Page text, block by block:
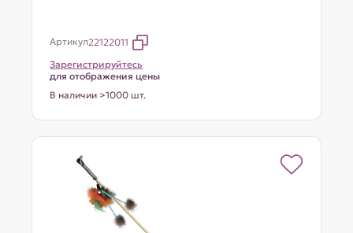
Артикул22122011
Зарегистрируйтесь
для отображения цены
В наличии >1000 шт.